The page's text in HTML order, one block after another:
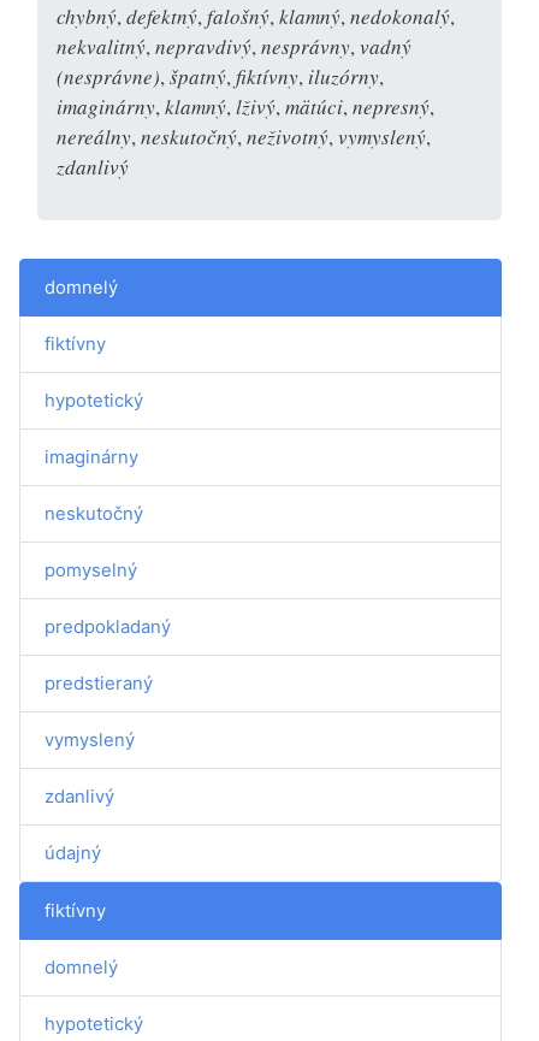
chybný, defektný, falošný, klamný, nedokonalý,
nekvalitný, nepravdivý, nesprávny, vadný
(nesprávne), špatný, fiktívny, iluzórny,
imaginárny, klamný, lživý, mätúci, nepresný,
nereálny, neskutočný, neživotný, vymyslený,
zdanlivý
domnelý
fiktívny
hypotetický
imaginárny
neskutočný
pomyselný
predpokladaný
predstieraný
vymyslený
zdanlivý
údajný
fiktívny
domnelý
hypotetický